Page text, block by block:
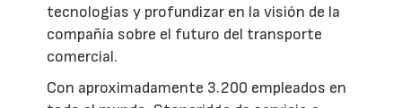
tecnologías y profundizar en la visión de la
compañía sobre el futuro del transporte
comercial.
Con aproximadamente 3.200 empleados en